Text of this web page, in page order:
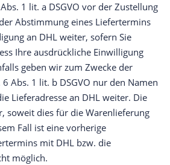
1 lit. a DSGVO vor der Zustellung
Abstimmung eines Liefertermins
an DHL weiter, sofern Sie
Ihre ausdrückliche Einwilligung
geben wir zum Zwecke der
Abs. 1 lit. b DSGVO nur den Namen
Lieferadresse an DHL weiter. Die
soweit dies für die Warenlieferung
Fall ist eine vorherige
mit DHL bzw. die
möglich.